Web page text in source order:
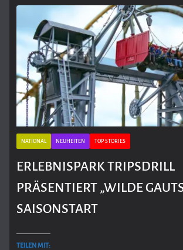
NATIONAL NEUHEITEN TOP STORIES
ERLEBNISPARK TRIPSDRILL
PRÄSENTIERT „WILDE
SAISONSTART
TEILEN MIT: